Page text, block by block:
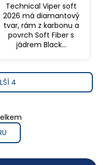
Technical Viper soft
2026 má diamantový
tvar, rám z karbonu a
povrch Soft Fiber s
jádrem Black...
4